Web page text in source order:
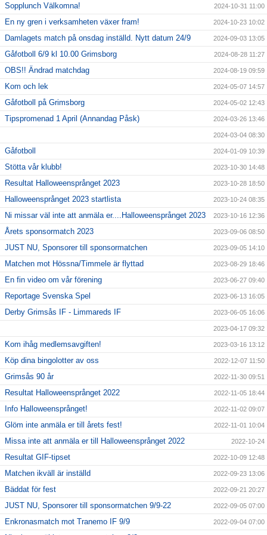
Sopplunch Välkomna! 2024-10-31 11:00
En ny gren i verksamheten växer fram! 2024-10-23 10:02
Damlagets match på onsdag inställd. Nytt datum 24/9 2024-09-03 13:05
Gåfotboll 6/9 kl 10.00 Grimsborg 2024-08-28 11:27
OBS!! Ändrad matchdag 2024-08-19 09:59
Kom och lek 2024-05-07 14:57
Gåfotboll på Grimsborg 2024-05-02 12:43
Tipspromenad 1 April (Annandag Påsk) 2024-03-26 13:46
2024-03-04 08:30
Gåfotboll 2024-01-09 10:39
Stötta vår klubb! 2023-10-30 14:48
Resultat Halloweensprånget 2023 2023-10-28 18:50
Halloweensprånget 2023 startlista 2023-10-24 08:35
Ni missar väl inte att anmäla er....Halloweensprånget 2023 2023-10-16 12:36
Årets sponsormatch 2023 2023-09-06 08:50
JUST NU, Sponsorer till sponsormatchen 2023-09-05 14:10
Matchen mot Hössna/Timmele är flyttad 2023-08-29 18:46
En fin video om vår förening 2023-06-27 09:40
Reportage Svenska Spel 2023-06-13 16:05
Derby Grimsås IF - Limmareds IF 2023-06-05 16:06
2023-04-17 09:32
Kom ihåg medlemsavgiften! 2023-03-16 13:12
Köp dina bingolotter av oss 2022-12-07 11:50
Grimsås 90 år 2022-11-30 09:51
Resultat Halloweensprånget 2022 2022-11-05 18:44
Info Halloweensprånget! 2022-11-02 09:07
Glöm inte anmäla er till årets fest! 2022-11-01 10:04
Missa inte att anmäla er till Halloweensprånget 2022 2022-10-24
Resultat GIF-tipset 2022-10-09 12:48
Matchen ikväll är inställd 2022-09-23 13:06
Bäddat för fest 2022-09-21 20:27
JUST NU, Sponsorer till sponsormatchen 9/9-22 2022-09-05 07:00
Enkronasmatch mot Tranemo IF 9/9 2022-09-04 07:00